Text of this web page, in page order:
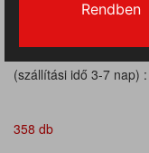
Tulajdonságok:
(szállítási idő 3-7 nap) :
358 db